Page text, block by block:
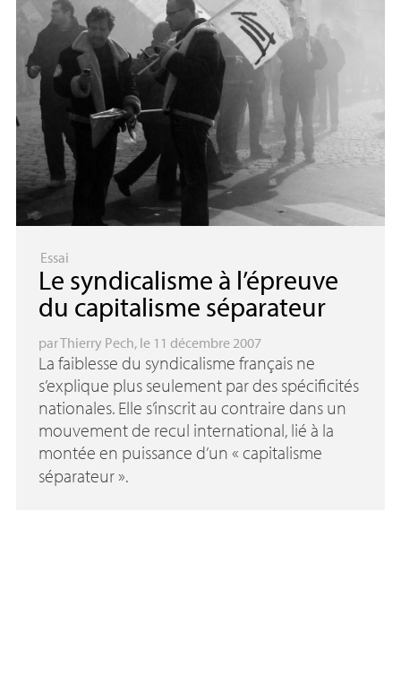
Essai
Le syndicalisme à l’épreuve
du capitalisme séparateur
parThierry Pech, le 11 décembre 2007
La faiblesse du syndicalisme français ne
s’explique plus seulement par des spécificités
nationales. Elle s’inscrit au contraire dans un
mouvement de recul international, lié à la
montée en puissance d’un « capitalisme
séparateur».